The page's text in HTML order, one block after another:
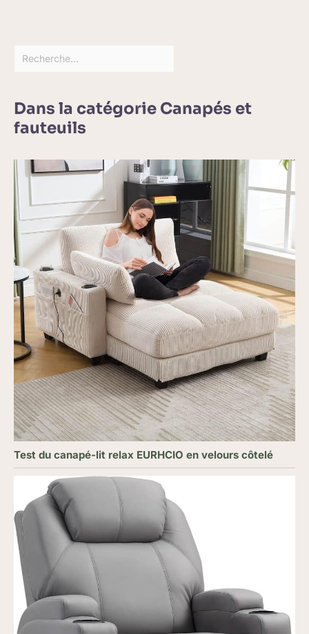
Dans la catégorie Canapés et
fauteuils
Test du canapé-lit relax EURHCIO en velours côtelé